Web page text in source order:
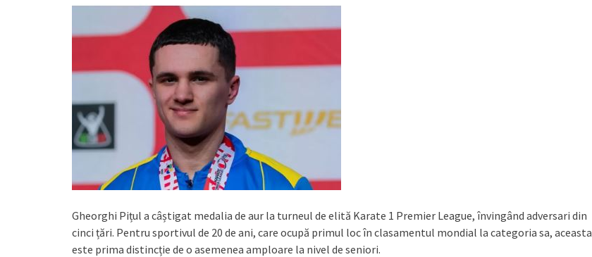
Gheorghi Pițul a câștigat medalia de aur la turneul de elită Karate 1 Premier League, învingând adversari din
cinci țări. Pentru sportivul de 20 de ani, care ocupă primul loc în clasamentul mondial la categoria sa, aceasta
este prima distincție de o asemenea amploare la nivel de seniori.